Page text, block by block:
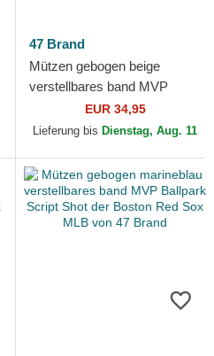
47 Brand
Mützen gebogen beige
verstellbares band MVP
Broke Line der Boston Red
Sox MLB von 47 Brand
EUR 34,95
Lieferung bis Dienstag, Aug. 11